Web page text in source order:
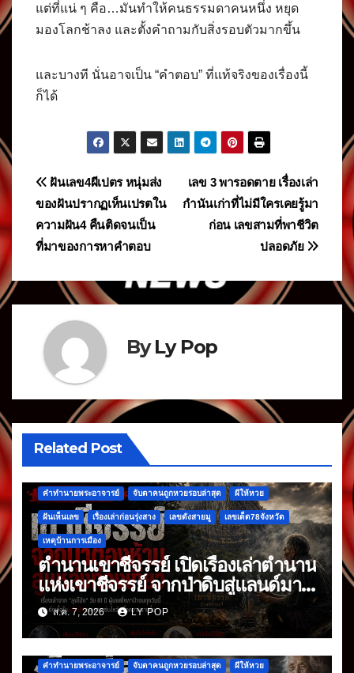
แต่ที่แน่ ๆ คือ…มันทำให้คนธรรมดาคนหนึ่ง หยุด
มองโลกช้าลง และตั้งคำถามกับสิ่งรอบตัวมากขึ้น
และบางที นั่นอาจเป็น “คำตอบ” ที่แท้จริงของเรื่องนี้
ก็ได้
แนะแนว
เรื่อง
เลข 3 พารอดตาย เรื่องเล่า
กำนันเก่าที่ไม่มีใครเคยรู้มา
ก่อน เลขสามที่พาชีวิต
ปลอดภัย
ฝันเลข4ผีเปตร หนุ่มส่ง
ของฝันปรากฏเห็นเปรตใน
ความฝัน4 คืนติดจนเป็น
ที่มาของการหาคำตอบ
ByLy Pop
Related Post
คำทำนายพระอาจารย์ จับตาคนถูกหวยรอบล่าสุด ผีให้หวย
ฝันเห็นเลข เรื่องเล่าก่อนรุ่งสาง เลขดังสายมู เลขเด็ด78จังหวัด
เหตุบ้านการเมือง
ตำนานเขาชีจรรย์ เปิดเรื่องเล่าตำนาน
แห่งเขาชีจรรย์ จากป่าดิบสู่แลนด์มาร์
กดัง
ส.ค. 7, 2026 LY POP
คำทำนายพระอาจารย์ จับตาคนถูกหวยรอบล่าสุด ผีให้หวย